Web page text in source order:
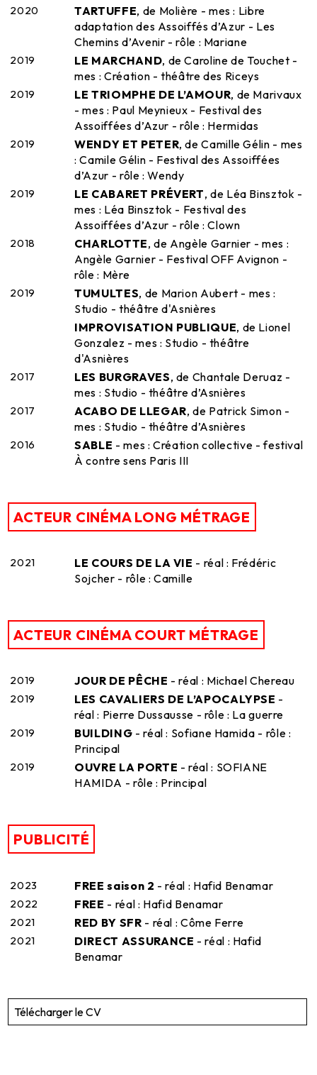
2020 TARTUFFE, de Molière - mes : Libre
adaptation des Assoiffés d’Azur - Les
Chemins d’Avenir - rôle : Mariane
2019 LE MARCHAND, de Caroline de Touchet -
mes : Création - théâtre des Riceys
2019 LE TRIOMPHE DE L’AMOUR, de Marivaux
- mes : Paul Meynieux - Festival des
Assoiffées d’Azur - rôle : Hermidas
2019 WENDY ET PETER, de Camille Gélin - mes
: Camile Gélin - Festival des Assoiffées
d’Azur - rôle : Wendy
2019 LE CABARET PRÉVERT, de Léa Binsztok -
mes : Léa Binsztok - Festival des
Assoiffées d’Azur - rôle : Clown
2018 CHARLOTTE, de Angèle Garnier - mes :
Angèle Garnier - Festival OFF Avignon -
rôle : Mère
2019 TUMULTES, de Marion Aubert - mes :
Studio - théâtre d'Asnières
IMPROVISATION PUBLIQUE, de Lionel
Gonzalez - mes : Studio - théâtre
d'Asnières
2017 LES BURGRAVES, de Chantale Deruaz -
mes : Studio - théâtre d’Asnières
2017 ACABO DE LLEGAR, de Patrick Simon -
mes : Studio - théâtre d’Asnières
2016 SABLE - mes : Création collective - festival
À contre sens Paris III
ACTEUR CINÉMA LONG MÉTRAGE
2021 LE COURS DE LA VIE - réal : Frédéric
Sojcher - rôle : Camille
ACTEUR CINÉMA COURT MÉTRAGE
2019 JOUR DE PÊCHE - réal : Michael Chereau
2019 LES CAVALIERS DE L’APOCALYPSE -
réal : Pierre Dussausse - rôle : La guerre
2019 BUILDING - réal : Sofiane Hamida - rôle :
Principal
2019 OUVRE LA PORTE - réal : SOFIANE
HAMIDA - rôle : Principal
PUBLICITÉ
2023 FREE saison 2 - réal : Hafid Benamar
2022 FREE - réal : Hafid Benamar
2021 RED BY SFR - réal : Côme Ferre
2021 DIRECT ASSURANCE - réal : Hafid
Benamar
Télécharger le CV